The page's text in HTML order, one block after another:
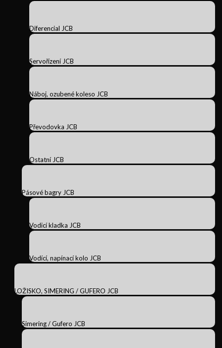
Diferencial JCB
Servořízení JCB
Náboj, ozubené koleso JCB
Převodovka JCB
Ostatní JCB
Pásové bagry JCB
Vodicí kladka JCB
Vodící, napínací kolo JCB
LOŽISKO, SIMERING / GUFERO JCB
Simering / Gufero JCB